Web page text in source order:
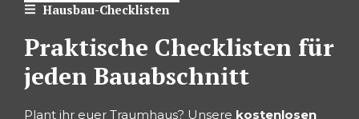
Hausbau-Checklisten
Praktische Checklisten für
jeden Bauabschnitt
Plant ihr euer Traumhaus? Unsere kostenlosen